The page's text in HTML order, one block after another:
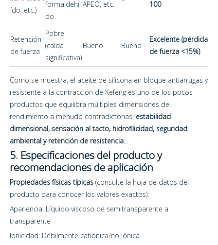
ído, etc.)
formaldehí
do
APEO, etc. 100
Retención
de fuerza
Pobre
(caída
significativa)
Bueno Bueno
Excelente (pérdida
de fuerza <15%)
Como se muestra, el aceite de silicona en bloque antiarrugas y
resistente a la contracción de Kefeng es uno de los pocos
productos que equilibra múltiples dimensiones de
rendimiento a menudo contradictorias: estabilidad
dimensional, sensación al tacto, hidrofilicidad, seguridad
ambiental y retención de resistencia.
5. Especificaciones del producto y
recomendaciones de aplicación
Propiedades físicas típicas (consulte la hoja de datos del
producto para conocer los valores exactos):
Apariencia: Líquido viscoso de semitransparente a
transparente
Ionicidad: Débilmente catiónica/no iónica